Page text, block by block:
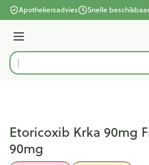
Ga naar de inhoud
Apothekersadvies Snelle
Menu
Product, merk, categorie...
Etoricoxib Krka 90mg
90mg